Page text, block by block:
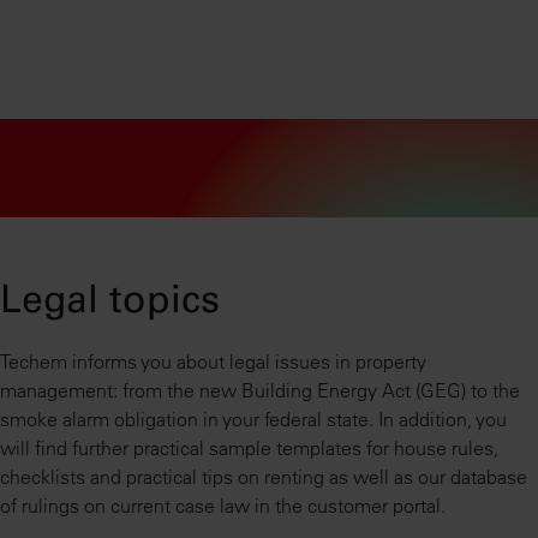
Legal topics
Techem informs you about legal issues in property
management: from the new Building Energy Act (GEG) to the
smoke alarm obligation in your federal state. In addition, you
will find further practical sample templates for house rules,
checklists and practical tips on renting as well as our database
of rulings on current case law in the customer portal.